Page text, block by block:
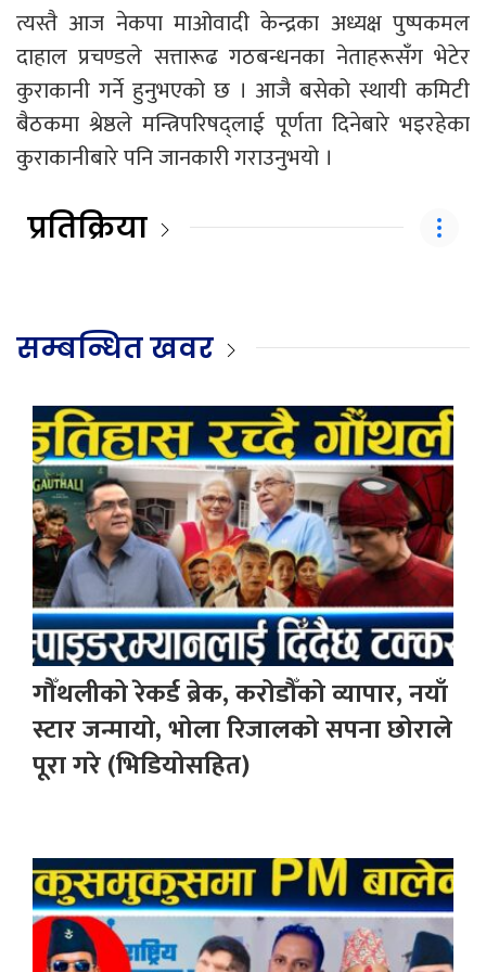
त्यस्तै आज नेकपा माओवादी केन्द्रका अध्यक्ष पुष्पकमल
दाहाल प्रचण्डले सत्तारूढ गठबन्धनका नेताहरूसँग भेटेर
कुराकानी गर्ने हुनुभएको छ । आजै बसेको स्थायी कमिटी
बैठकमा श्रेष्ठले मन्त्रिपरिषद्लाई पूर्णता दिनेबारे भइरहेका
कुराकानीबारे पनि जानकारी गराउनुभयो ।
प्रतिक्रिया
सम्बन्धित खवर
गौँथलीको रेकर्ड ब्रेक, करोडौँको व्यापार, नयाँ
स्टार जन्मायो, भोला रिजालको सपना छोराले
पूरा गरे (भिडियोसहित)